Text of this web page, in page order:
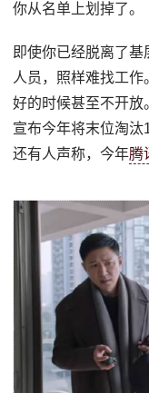
你从名单上划掉了。
即使你已经脱离了
人员，照样难找工
好的时候甚至不开放
宣布今年将末位淘
还有人声称，今年腾